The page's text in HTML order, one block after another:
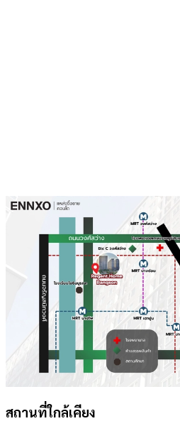
สถานที่ใกล้เคียง